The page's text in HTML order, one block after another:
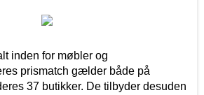
inden for møbler og
prismatch gælder både på
37 butikker. De tilbyder desuden